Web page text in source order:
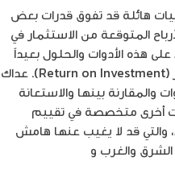
هائلة قد تفوق قدرات بعض
المتوقعة من الاستثمار في
هذه الأدوات والحلول بعيداً
عن منطق العائد الناتج عن الاستثمار (Return on Investment). عداك
والمقارنة بينها والاستعانة
أخرى متخصصة في تقييم
والتي قد لا يغيب عنها هامش
والغرب و